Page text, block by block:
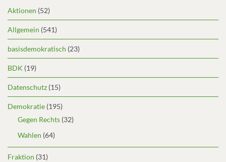
Aktionen (52)
Allgemein (541)
basisdemokratisch (23)
BDK (19)
Datenschutz (15)
Demokratie (195)
Gegen Rechts (32)
Wahlen (64)
Fraktion (31)